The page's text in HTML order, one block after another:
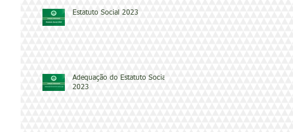
Estatuto Social 2023
Adequação do Estatuto Social
2023